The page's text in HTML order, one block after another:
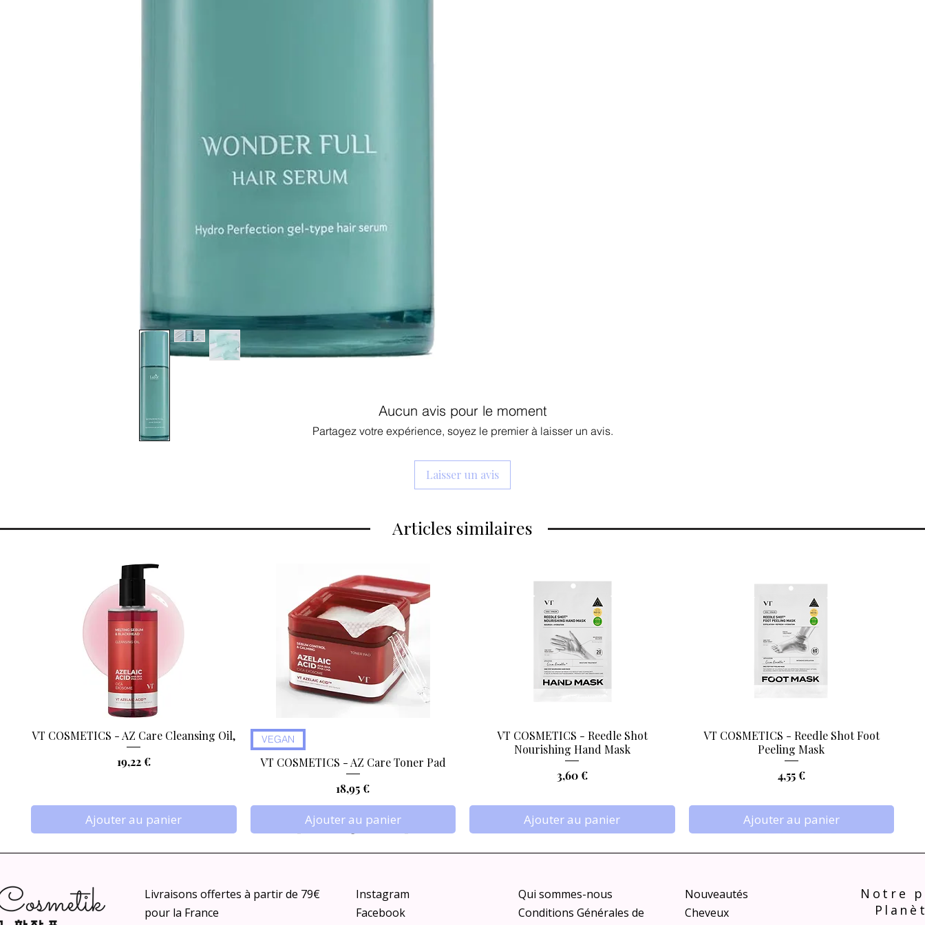
Aucun avis pour le moment
Partagez votre expérience, soyez le premier à laisser un avis.
Laisser un avis
Articles similaires
Aperçu rapide
VT COSMETICS - AZ Care Cleansing Oil,
Prix
19,22 €
Ajouter au panier
VEGAN
VT COSMETICS - AZ Care Toner Pad
Prix
18,95 €
Ajouter au panier
Aperçu rapide
VT COSMETICS - Reedle Shot
Nourishing Hand Mask
Prix
3,60 €
Ajouter au panier
Aperçu rapide
VT COSMETICS - Reedle Shot Foot
Peeling Mask
Prix
4,55 €
Ajouter au panier
Livraisons offertes à partir de 79€
pour la France
Instagram
Facebook
Qui sommes-nous
Conditions Générales de
Nouveautés
Cheveux
Notre